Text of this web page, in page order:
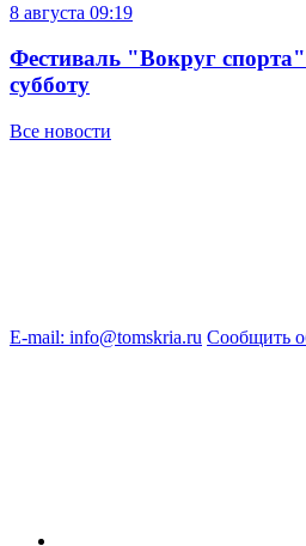
8 августа 09:19
Фестиваль "Вокруг
субботу
Все новости
E-mail: info@tomskria.ru Сообщить